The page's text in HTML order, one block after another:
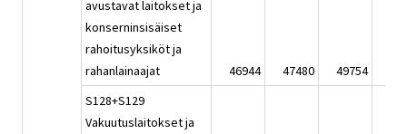
avustavat laitokset ja
konserninsisäiset
rahoitusyksiköt ja
rahanlainaajat
46944 47480 49754
S128+S129
Vakuutuslaitokset ja